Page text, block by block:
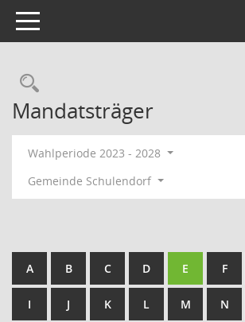
Toggle navigation
Rechercheauswahl
Mandatsträger
Wahlperiode 2023 - 2028
Gemeinde Schulendorf
A B C D E F
I J K L M N